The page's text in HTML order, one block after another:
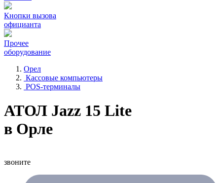
Кнопки вызова
официанта
Прочее
оборудование
Орел
Кассовые компьютеры
POS-терминалы
АТОЛ Jazz 15 Lite
в Орле
звоните